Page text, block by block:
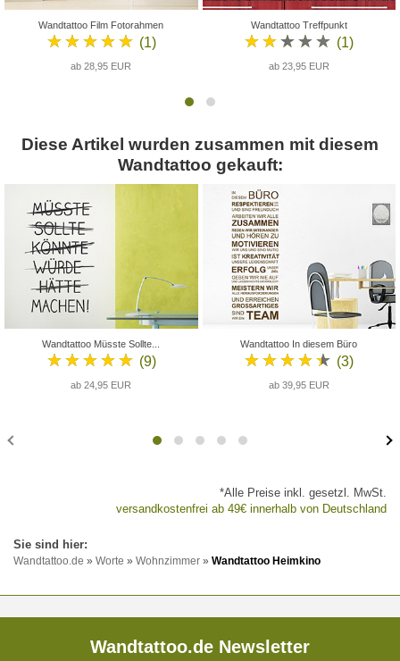
Wandtattoo Film Fotorahmen
★★★★★ (1)
ab 28,95 EUR
Wandtattoo Treffpunkt
★★★★★ (1)
ab 23,95 EUR
Diese Artikel wurden zusammen mit diesem
Wandtattoo gekauft:
Wandtattoo Müsste Sollte...
★★★★★ (9)
ab 24,95 EUR
Wandtattoo In diesem Büro
★★★★★ (3)
ab 39,95 EUR
*Alle Preise inkl. gesetzl. MwSt.
versandkostenfrei ab 49€ innerhalb von Deutschland
Wandtattoo.de » Worte » Wohnzimmer » Wandtattoo Heimkino
Wandtattoo.de Newsletter